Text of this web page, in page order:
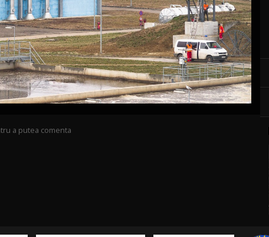
a putea comenta